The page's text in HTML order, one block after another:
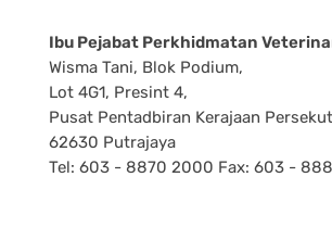
Ibu Pejabat Perkhidmatan
Wisma Tani, Blok Podium,
Lot 4G1, Presint 4,
Pusat Pentadbiran Kerajaan
62630 Putrajaya
Tel: 603 - 8870 2000 Fax: 603 -